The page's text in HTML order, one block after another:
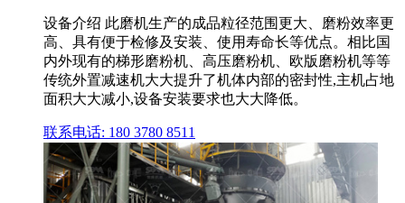
设备介绍 此磨机生产的成品粒径范围更大、磨粉效率更
高、具有便于检修及安装、使用寿命长等优点。相比国
内外现有的梯形磨粉机、高压磨粉机、欧版磨粉机等等
传统外置减速机大大提升了机体内部的密封性,主机占地
面积大大减小,设备安装要求也大大降低。
联系电话: 180 3780 8511